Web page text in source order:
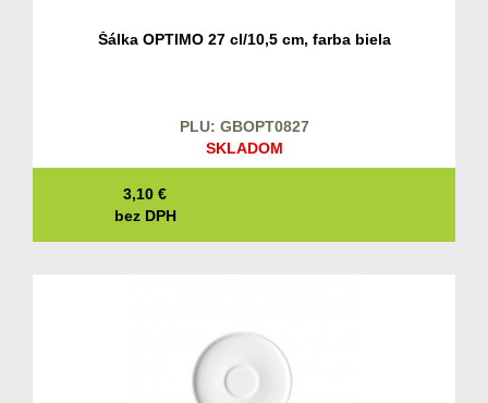
Šálka OPTIMO 27 cl/10,5 cm, farba biela
PLU: GBOPT0827
SKLADOM
3,10 €
bez DPH